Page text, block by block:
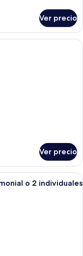
Ver precio
de hotel moderna
Ver precio
de hotel moderna con
o 2 individuales